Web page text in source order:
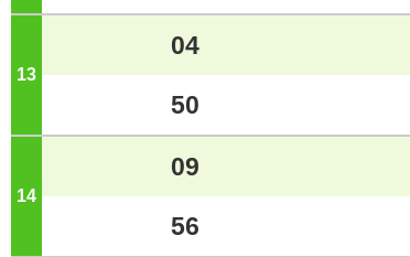
13 ジ
04
50
14 ジ
09
56